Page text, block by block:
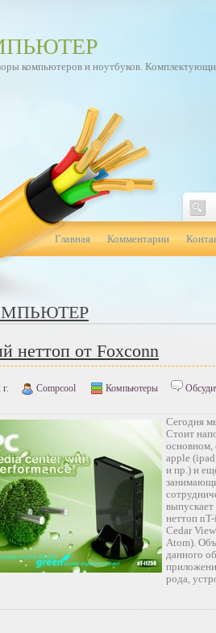
компьютеров и ноутбуков.
Главная Комментарии
неттоп от Foxconn
Compcool Компьютеры
Сегодня
Стоит
основном,
apple
и пр.) и
неттоп
Cedar
Atom).
данного
рода,